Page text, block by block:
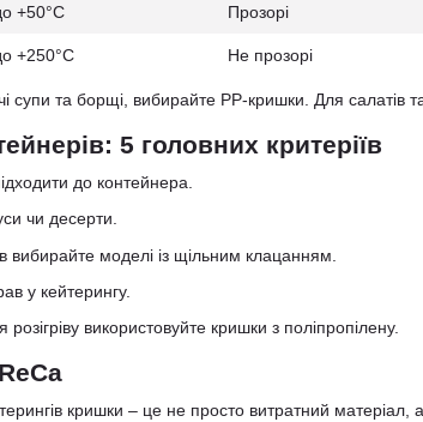
+50°C Прозорі
+250°C Не прозорі
супи та борщі, вибирайте PP-кришки. Для салатів
5 головних критеріїв
до контейнера.
чи десерти.
вибирайте моделі із щільним клацанням.
у кейтерингу.
використовуйте кришки з поліпропілену.
кришки – це не просто витратний матеріал, а